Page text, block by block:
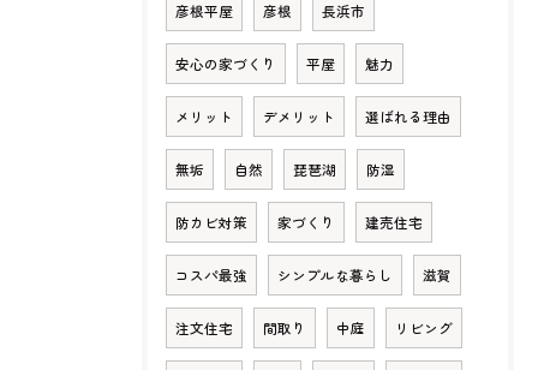
彦根平屋 彦根 長浜市
安心の家づくり 平屋 魅力
メリット デメリット 選ばれる理由
無垢 自然 琵琶湖 防湿
防カビ対策 家づくり 建売住宅
コスパ最強 シンプルな暮らし 滋賀
注文住宅 間取り 中庭 リビング